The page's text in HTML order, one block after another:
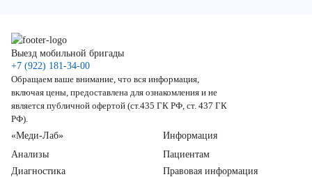
Выезд мобильной бригады
+7 (922) 181-34-00
Обращаем ваше внимание, что вся информация,
включая цены, предоставлена для ознакомления и не
является публичной офертой (ст.435 ГК РФ, ст. 437 ГК
РФ).
«Меди-Лаб»
Анализы
Диагностика
Информация
Пациентам
Правовая информация